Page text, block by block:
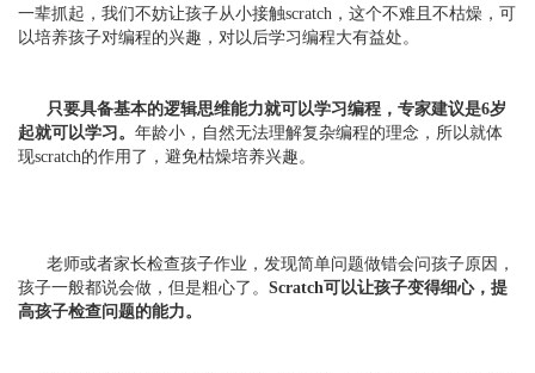
一辈抓起，我们不妨让孩子从小接触scratch，这个不难且不枯燥，可
以培养孩子对编程的兴趣，对以后学习编程大有益处。
只要具备基本的逻辑思维能力就可以学习编程，专家建议是6岁
起就可以学习。 年龄小，自然无法理解复杂编程的理念，所以就体
现scratch的作用了，避免枯燥培养兴趣。
老师或者家长检查孩子作业，发现简单问题做错会问孩子原因，
孩子一般都说会做，但是粗心了。 Scratch可以让孩子变得细心，提
高孩子检查问题的能力。